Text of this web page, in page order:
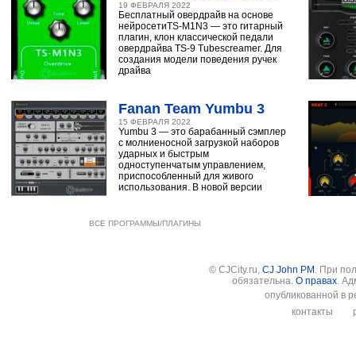
19 ФЕВРАЛЯ 2022
Бесплатный овердрайв на основе
нейросетиTS-M1N3 — это гитарный
плагин, клон классической педали
овердрайва TS-9 Tubescreamer. Для
создания модели поведения ручек
драйва
Fanan Team Yumbu 3
15 ФЕВРАЛЯ 2022
Yumbu 3 — это барабанный сэмплер
с молниеносной загрузкой наборов
ударных и быстрым
одноступенчатым управлением,
приспособленный для живого
использования. В новой версии
ВСЕ ПРОГРАММЫ/ПЛАГИНЫ
© CJCity.ru, CJ John PM . При
обязательна. О правах.
опубликованной в
контакты